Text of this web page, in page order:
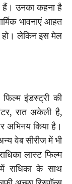
हैं। उनका कहना है
भावनाएं आहत
हो। लेकिन इस मेल
इंडस्ट्री की
रात अकेली है,
अभिनय किया है।
वेब सीरीज में भी
लास्ट फिल्म
राधिका के साथ